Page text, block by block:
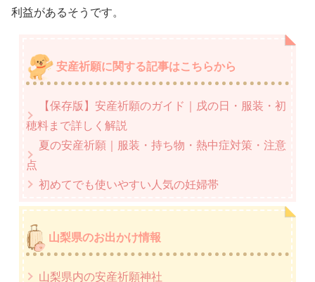
利益があるそうです。
安産祈願に関する記事はこちらから
【保存版】安産祈願のガイド｜戌の日・服装・初
穂料まで詳しく解説
夏の安産祈願｜服装・持ち物・熱中症対策・注意
点
初めてでも使いやすい人気の妊婦帯
山梨県のお出かけ情報
山梨県内の安産祈願神社